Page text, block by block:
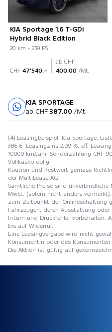
KIA Sportage 1.6 T-GDi
Hybrid Black Edition
20 km - 239 PS
CHF 47'540.–
ab CHF
400.00 /Mt.
KIA SPORTAGE
ab CHF 387.00 /Mt.
(4) Leasingbeispiel: Kia Sportage,
386.6, Leasingzins 2.99 %, eff.
10000 km/Jahr, Sonderzahlung CHF
Vollkasko oblig.
Kaution und Restwert gemäss
der MultiLease AG.
Sämtliche Preise sind unverbindliche
MwSt. (sofern nicht anders
zum Zeitpunkt der Onlineschaltung
Fahrzeugen, deren Ausstattung oder
Irrtum und Druckfehler vorbehalten.
bis auf Widerruf.
Eine Leasingvergabe wird nicht
Konsumentin oder des Konsumenten
Die Aktion ist gültig auf